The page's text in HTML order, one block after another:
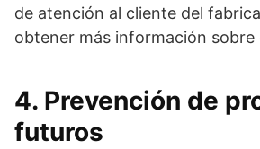
de atención al cliente del
obtener más información sobre
4. Prevención de
futuros